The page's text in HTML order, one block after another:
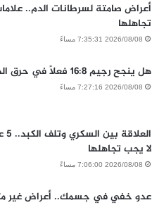
أعراض صامتة لسرطانات الدم..
تجاهلها
2026/08/08 7:35:31 مساءً
هل ينجح رجيم 16:8 فعلًا في حرق الدهون؟
2026/08/08 7:27:16 مساءً
لا يجب تجاهلها
2026/08/08 7:06:00 مساءً
عدو خفي في جسمك.. أعراض غير